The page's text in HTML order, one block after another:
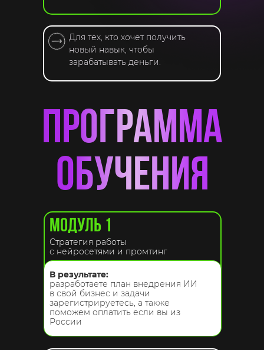
Для тех, кто хочет получить
новый навык, чтобы
зарабатывать деньги.
МОДУЛЬ 1
В результате:
разработаете план внедрения ИИ
в свой бизнес и задачи
зарегистрируетесь, а также
поможем оплатить если вы из
России
Стратегия работы
с нейросетями и промтинг
программа
обучения